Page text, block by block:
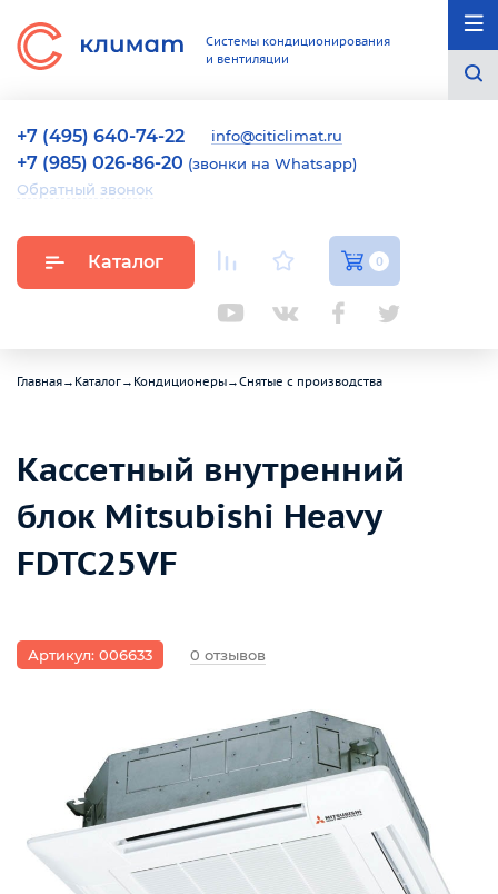
Системы кондиционирования
и вентиляции
+7 (495) 640-74-22 info@citiclimat.ru
+7 (985) 026-86-20 (звонки на Whatsapp)
Обратный звонок
Каталог 0
Главная→ Каталог→ Кондиционеры→Снятые с производства
Кассетный внутренний
блок Mitsubishi Heavy
FDTC25VF
Артикул: 006633 0 отзывов